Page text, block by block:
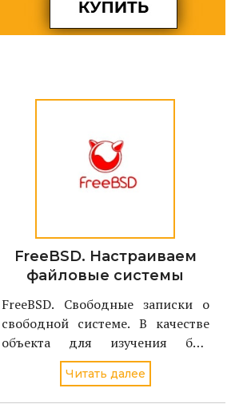
FreeBSD. Настраиваем
файловые системы
FreeBSD. Свободные записки о
свободной системе. В качестве
объекта для изучения был
избран однодисковый вариант
FreeBSD стабильной версии - 4.2
Читать далее